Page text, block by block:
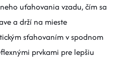
uťahovania vzadu, čím sa
a drží na mieste
sťahovaním v spodnom
prvkami pre lepšiu